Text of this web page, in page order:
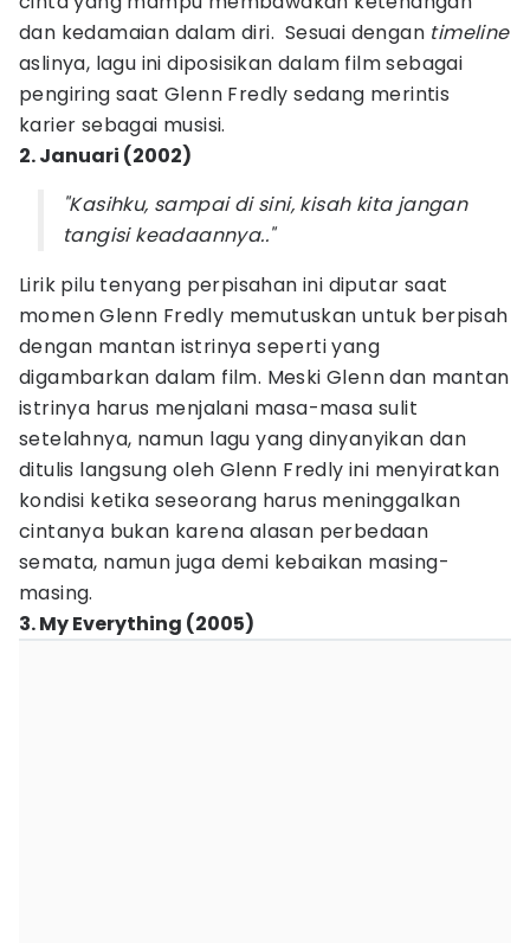
dan kedamaian dalam diri. Sesuai dengan timeline
aslinya, lagu ini diposisikan dalam film sebagai
pengiring saat Glenn Fredly sedang merintis
karier sebagai musisi.
2. Januari (2002)
"Kasihku, sampai di sini, kisah kita jangan
tangisi keadaannya.."
Lirik pilu tenyang perpisahan ini diputar saat
momen Glenn Fredly memutuskan untuk berpisah
dengan mantan istrinya seperti yang
digambarkan dalam film. Meski Glenn dan mantan
istrinya harus menjalani masa-masa sulit
setelahnya, namun lagu yang dinyanyikan dan
ditulis langsung oleh Glenn Fredly ini menyiratkan
kondisi ketika seseorang harus meninggalkan
cintanya bukan karena alasan perbedaan
semata, namun juga demi kebaikan masing-
masing.
3. My Everything (2005)